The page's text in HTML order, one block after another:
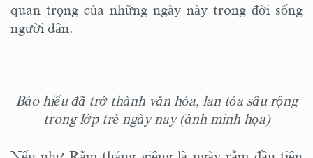
quan trọng của những ngày này trong đời sống
người dân.
Báo hiếu đã trở thành văn hóa, lan tỏa sâu rộng
trong lớp trẻ ngày nay (ảnh minh họa)